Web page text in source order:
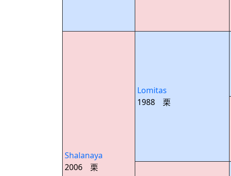
Shalanaya
2006 栗
Lomitas
1988 栗